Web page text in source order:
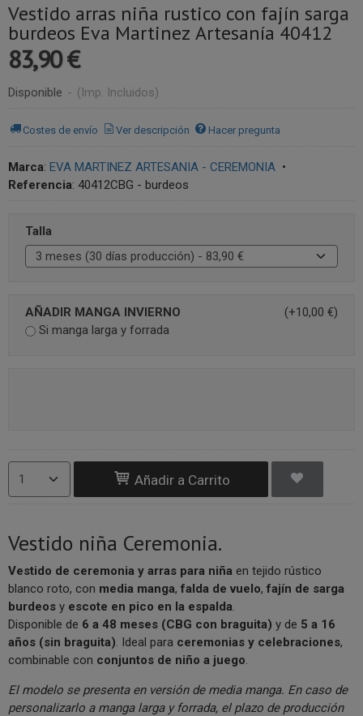
Vestido arras niña rustico con fajín sarga
burdeos Eva Martinez Artesanía 40412
83,90 €
Disponible - (Imp. Incluidos)
Costes de envío Ver descripción Hacer pregunta
Marca: EVA MARTINEZ ARTESANIA - CEREMONIA •
Referencia: 40412CBG - burdeos
Talla
AÑADIR MANGA INVIERNO
(+10,00 €)
Si manga larga y forrada
Añadir a Carrito
Vestido niña Ceremonia.
Vestido de ceremonia y arras para niña en tejido rústico
blanco roto, con media manga, falda de vuelo, fajín de sarga
burdeos y escote en pico en la espalda
Disponible de 6 a 48 meses (CBG con braguita) y de 5 a 16
años (sin braguita) . Ideal para ceremonias y celebraciones,
combinable con conjuntos de niño a juego
El modelo se presenta en versión de media manga. En caso de
personalizarlo a manga larga y forrada, el plazo de producción